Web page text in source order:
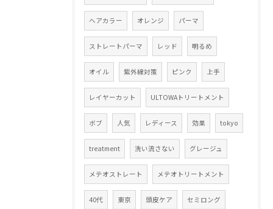
ヘアカラー オレンジ パーマ
ストレートパーマ レッド 明るめ
オイル 紫外線対策 ピンク 上手
レイヤーカット ULTOWAトリートメント
ボブ 人気 レディース 効果 tokyo
treatment 洗い流さない グレージュ
メテオストレート メテオトリートメント
40代 東京 頭皮ケア セミロング